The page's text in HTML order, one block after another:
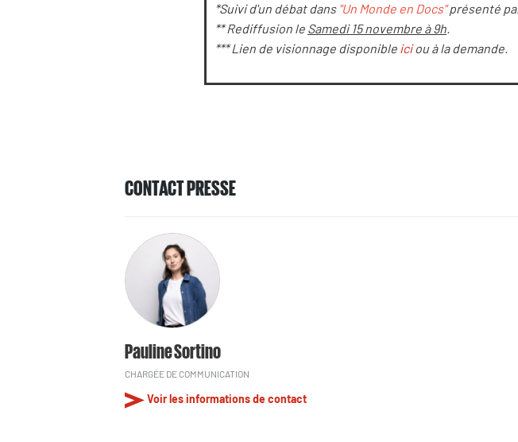
*Suivi d'un débat dans "Un Monde en Docs"présenté
** Rediffusion le Samedi 15 novembre à 9h.
*** Lien de visionnage disponible iciou à la demande.
CONTACT PRESSE
Pauline Sortino
CHARGÉE DE COMMUNICATION
Voir les informations de contact